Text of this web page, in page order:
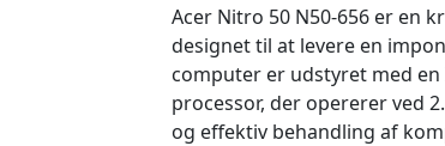
Acer Nitro 50 N50-656 er en
designet til at levere en
computer er udstyret med en
processor, der opererer ved
og effektiv behandling af